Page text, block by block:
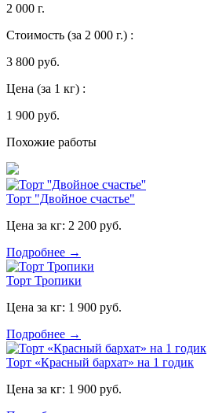
2 000 г.
Стоимость (за 2 000 г.) :
3 800 руб.
Цена (за 1 кг) :
1 900 руб.
Похожие работы
Торт "Двойное счастье"
Цена за кг: 2 200 руб.
Подробнее →
Торт Тропики
Цена за кг: 1 900 руб.
Подробнее →
Торт «Красный бархат» на 1 годик
Цена за кг: 1 900 руб.